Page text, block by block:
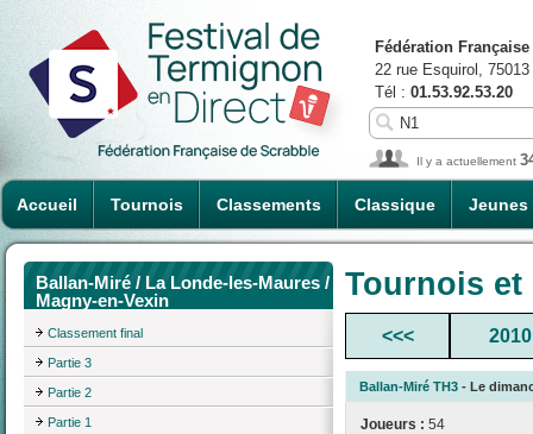
Accueil Tournois Classements Classique Jeunes
Fédération
22 rue Esquirol,
Tél : 01.53.92.53.20
Il y a actuellement
Ballan-Miré / La Londe-les-Maures /
Magny-en-Vexin
Classement final
Partie 3
Partie 2
Partie 1
Tournois
<<< 2010
Ballan-Miré TH3 - Le
Joueurs : 54